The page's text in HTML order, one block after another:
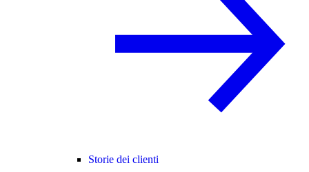
Storie dei clienti